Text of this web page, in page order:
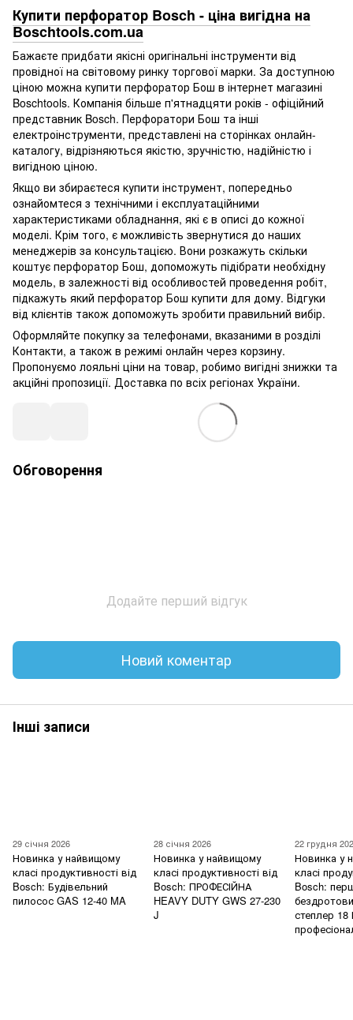
Купити перфоратор Bosch - ціна вигідна на
Boschtools.com.ua
Бажаєте придбати якісні оригінальні інструменти від
провідної на світовому ринку торгової марки. За доступною
ціною можна купити перфоратор Бош в інтернет магазині
Boschtools. Компанія більше п'ятнадцяти років - офіційний
представник Bosch. Перфоратори Бош та інші
електроінструменти, представлені на сторінках онлайн-
каталогу, відрізняються якістю, зручністю, надійністю і
вигідною ціною.
Якщо ви збираєтеся купити інструмент, попередньо
ознайомтеся з технічними і експлуатаційними
характеристиками обладнання, які є в описі до кожної
моделі. Крім того, є можливість звернутися до наших
менеджерів за консультацією. Вони розкажуть скільки
коштує перфоратор Бош, допоможуть підібрати необхідну
модель, в залежності від особливостей проведення робіт,
підкажуть який перфоратор Бош купити для дому. Відгуки
від клієнтів також допоможуть зробити правильний вибір.
Оформляйте покупку за телефонами, вказаними в розділі
Контакти, а також в режимі онлайн через корзину.
Пропонуємо лояльні ціни на товар, робимо вигідні знижки та
акційні пропозиції. Доставка по всіх регіонах України.
Обговорення
Додайте перший відгук
Новий коментар
Інші записи
29 січня 2026
Новинка у найвищому
класі продуктивності від
Bosch: Будівельний
пилосос GAS 12-40 MA
28 січня 2026
Новинка у найвищому
класі продуктивності від
Bosch: ПРОФЕСІЙНА
HEAVY DUTY GWS 27-230
J
22 грудня
Новинка у
класі
Bosch:
степлер